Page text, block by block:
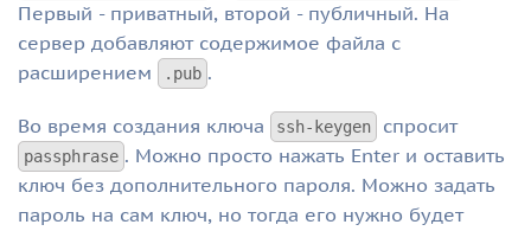
Первый - приватный, второй - публичный. На
сервер добавляют содержимое файла с
расширением
.pub .
Во время создания ключа ssh-keygen спросит
passphrase . Можно просто нажать Enter и оставить
ключ без дополнительного пароля. Можно задать
пароль на сам ключ, но тогда его нужно будет